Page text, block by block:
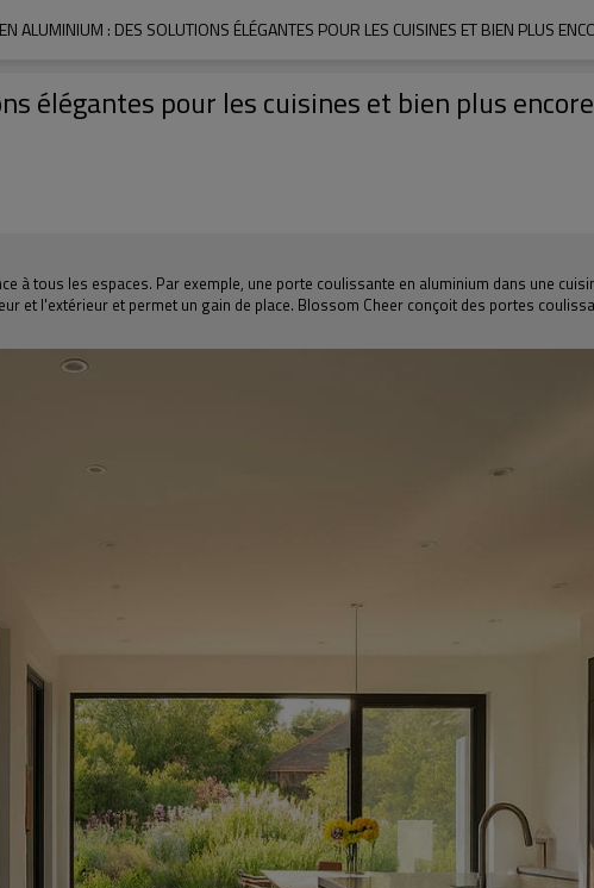
ALUMINIUM : DES SOLUTIONS ÉLÉGANTES POUR LES CUISINES ET BIEN PLUS
élégantes pour les cuisines et bien plus encore
à tous les espaces. Par exemple, une porte coulissante en aluminium dans une
et l'extérieur et permet un gain de place. Blossom Cheer conçoit des portes